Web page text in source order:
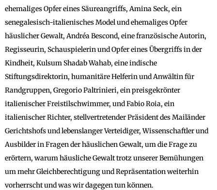
ehemaliges Opfer eines Säureangriffs, Amina Seck, ein
senegalesisch-italienisches Model und ehemaliges Opfer
häuslicher Gewalt, Andréa Bescond, eine französische Autorin,
Regisseurin, Schauspielerin und Opfer eines Übergriffs in der
Kindheit, Kulsum Shadab Wahab, eine indische
Stiftungsdirektorin, humanitäre Helferin und Anwältin für
Randgruppen, Gregorio Paltrinieri, ein preisgekrönter
italienischer Freistilschwimmer, und Fabio Roia, ein
italienischer Richter, stellvertretender Präsident des Mailänder
Gerichtshofs und lebenslanger Verteidiger, Wissenschaftler und
Ausbilder in Fragen der häuslichen Gewalt, um die Frage zu
erörtern, warum häusliche Gewalt trotz unserer Bemühungen
um mehr Gleichberechtigung und Repräsentation weiterhin
vorherrscht und was wir dagegen tun können.